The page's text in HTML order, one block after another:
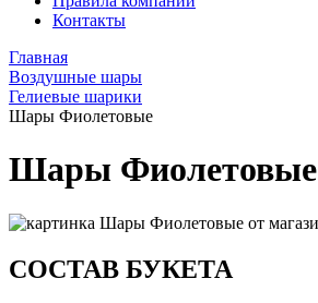
Контакты
Главная
Воздушные шары
Гелиевые шарики
Шары Фиолетовые
Шары Фиолетовые
СОСТАВ БУКЕТА